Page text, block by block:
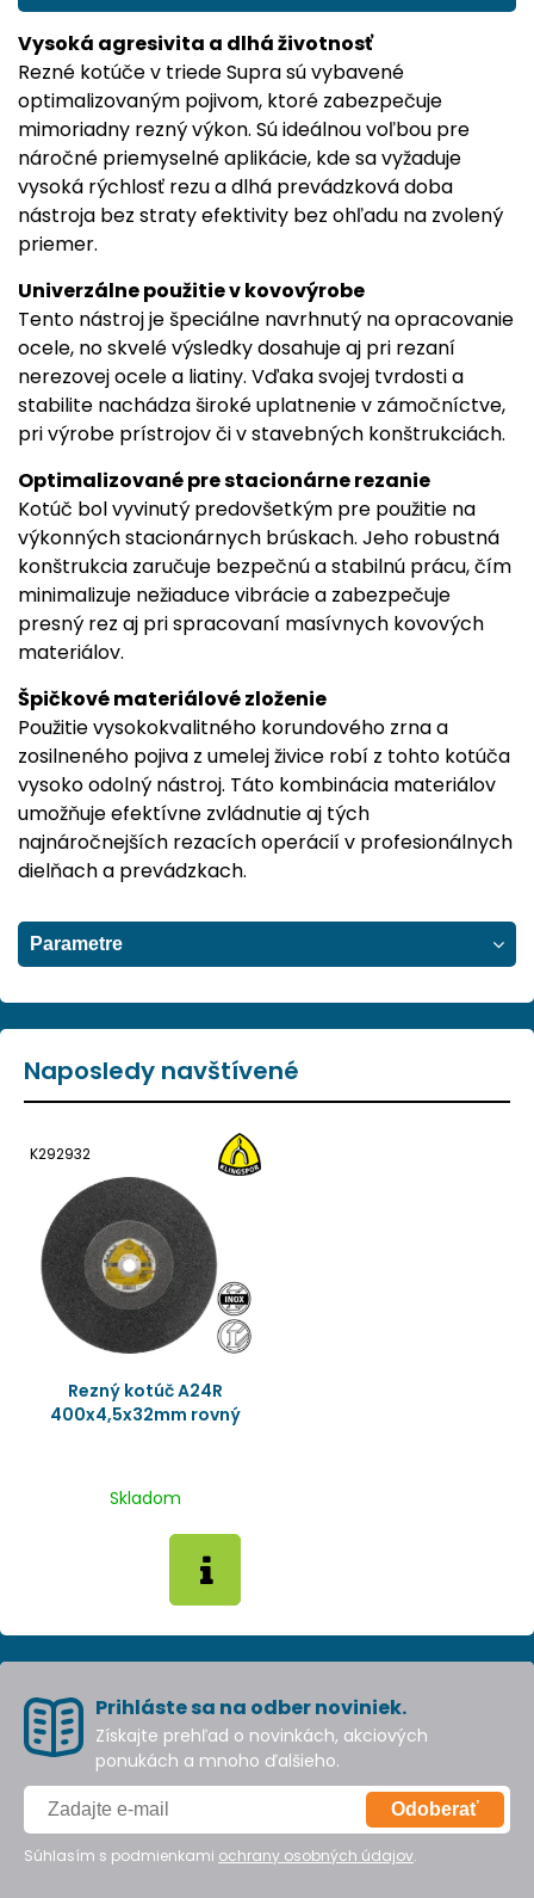
Vysoká agresivita a dlhá životnosť
Rezné kotúče v triede Supra sú vybavené
optimalizovaným pojivom, ktoré zabezpečuje
mimoriadny rezný výkon. Sú ideálnou voľbou pre
náročné priemyselné aplikácie, kde sa vyžaduje
vysoká rýchlosť rezu a dlhá prevádzková doba
nástroja bez straty efektivity bez ohľadu na zvolený
priemer.
Univerzálne použitie v kovovýrobe
Tento nástroj je špeciálne navrhnutý na opracovanie
ocele, no skvelé výsledky dosahuje aj pri rezaní
nerezovej ocele a liatiny. Vďaka svojej tvrdosti a
stabilite nachádza široké uplatnenie v zámočníctve,
pri výrobe prístrojov či v stavebných konštrukciách.
Optimalizované pre stacionárne rezanie
Kotúč bol vyvinutý predovšetkým pre použitie na
výkonných stacionárnych brúskach. Jeho robustná
konštrukcia zaručuje bezpečnú a stabilnú prácu, čím
minimalizuje nežiaduce vibrácie a zabezpečuje
presný rez aj pri spracovaní masívnych kovových
materiálov.
Špičkové materiálové zloženie
Použitie vysokokvalitného korundového zrna a
zosilneného pojiva z umelej živice robí z tohto kotúča
vysoko odolný nástroj. Táto kombinácia materiálov
umožňuje efektívne zvládnutie aj tých
najnáročnejších rezacích operácií v profesionálnych
dielňach a prevádzkach.
Parametre
Naposledy navštívené
K292932
Rezný kotúč A24R
400x4,5x32mm rovný
Skladom
Prihláste sa na odber noviniek.
Získajte prehľad o novinkách, akciových
ponukách a mnoho ďalšieho.
Odoberať
Súhlasím s podmienkami ochrany osobných údajov.